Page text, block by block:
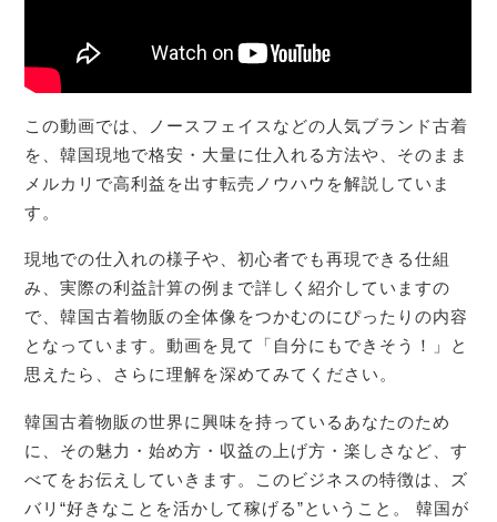
この動画では、ノースフェイスなどの人気ブランド古着
を、韓国現地で格安・大量に仕入れる方法や、そのまま
メルカリで高利益を出す転売ノウハウを解説していま
す。
現地での仕入れの様子や、初心者でも再現できる仕組
み、実際の利益計算の例まで詳しく紹介していますの
で、韓国古着物販の全体像をつかむのにぴったりの内容
となっています。動画を見て「自分にもできそう！」と
思えたら、さらに理解を深めてみてください。
韓国古着物販の世界に興味を持っているあなたのため
に、その魅力・始め方・収益の上げ方・楽しさなど、す
べてをお伝えしていきます。このビジネスの特徴は、ズ
バリ“好きなことを活かして稼げる”ということ。 韓国が